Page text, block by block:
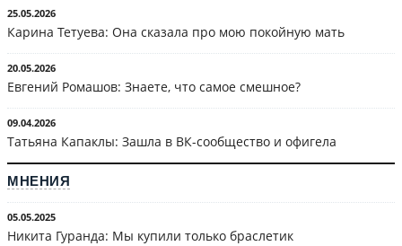
25.05.2026
Карина Тетуева: Она сказала про мою покойную мать
20.05.2026
Евгений Ромашов: Знаете, что самое смешное?
09.04.2026
Татьяна Капаклы: Зашла в ВК-сообщество и офигела
МНЕНИЯ
05.05.2025
Никита Гуранда: Мы купили только браслетик